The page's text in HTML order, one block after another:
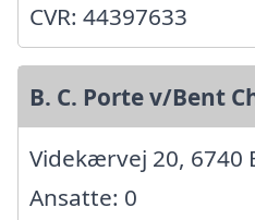
CVR: 44397633
B. C. Porte v/Bent
Videkærvej 20, 6740
Ansatte: 0